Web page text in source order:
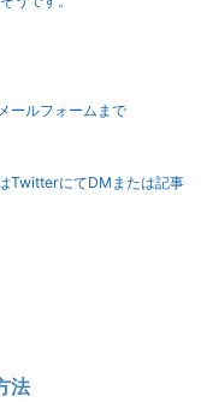
ールフォームまで
TwitterにてDMまたは記事
法